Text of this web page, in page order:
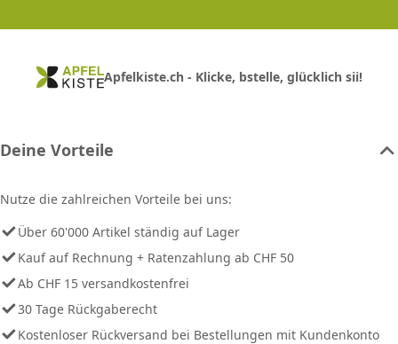
Apfelkiste.ch - Klicke, bstelle, glücklich sii!
Deine Vorteile
Nutze die zahlreichen Vorteile bei uns:
Über 60'000 Artikel ständig auf Lager
Kauf auf Rechnung + Ratenzahlung ab CHF 50
Ab CHF 15 versandkostenfrei
30 Tage Rückgaberecht
Kostenloser Rückversand bei Bestellungen mit Kundenkonto